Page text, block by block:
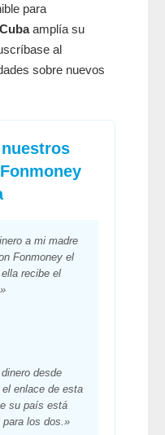
para
amplía su
al
sobre nuevos
Fonmoney
a mi madre
Fonmoney el
recibe el
desde
enlace de esta
su país está
los dos.»